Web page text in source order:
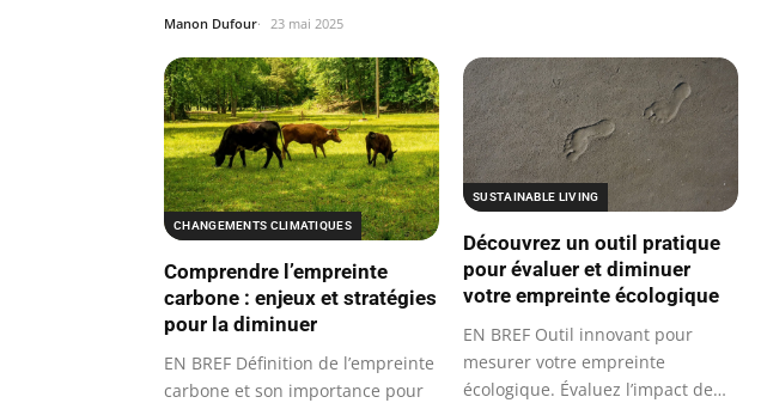
Manon Dufour 23 mai 2025
CHANGEMENTS CLIMATIQUES
Comprendre l’empreinte
carbone : enjeux et stratégies
pour la diminuer
EN BREF Définition de l’empreinte
carbone et son importance pour
SUSTAINABLE LIVING
Découvrez un outil pratique
pour évaluer et diminuer
votre empreinte écologique
EN BREF Outil innovant pour
mesurer votre empreinte
écologique. Évaluez l’impact de